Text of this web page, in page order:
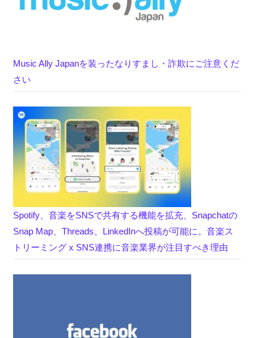
Music Ally Japanを装ったなりすまし・詐欺にご注意くだ
さい
Spotify、音楽をSNSで共有する機能を拡充、Snapchatの
Snap Map、Threads、LinkedInへ投稿が可能に。音楽ス
トリーミング x SNS連携に音楽業界が注目すべき理由